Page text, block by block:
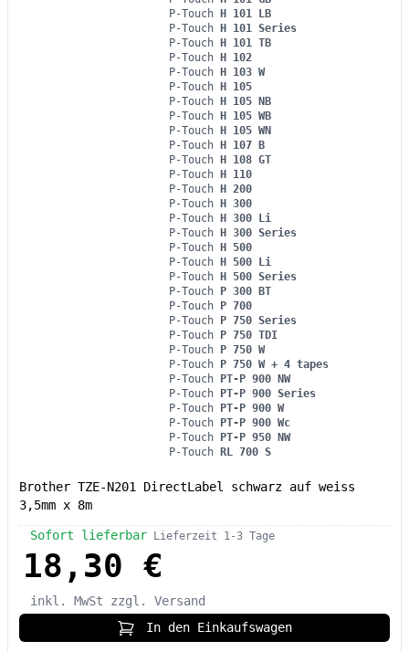
P-Touch H 101 LB
P-Touch H 101 Series
P-Touch H 101 TB
P-Touch H 102
P-Touch H 103 W
P-Touch H 105
P-Touch H 105 NB
P-Touch H 105 WB
P-Touch H 105 WN
P-Touch H 107 B
P-Touch H 108 GT
P-Touch H 110
P-Touch H 200
P-Touch H 300
P-Touch H 300 Li
P-Touch H 300 Series
P-Touch H 500
P-Touch H 500 Li
P-Touch H 500 Series
P-Touch P 300 BT
P-Touch P 700
P-Touch P 750 Series
P-Touch P 750 TDI
P-Touch P 750 W
P-Touch P 750 W + 4 tapes
P-Touch PT-P 900 NW
P-Touch PT-P 900 Series
P-Touch PT-P 900 W
P-Touch PT-P 900 Wc
P-Touch PT-P 950 NW
P-Touch RL 700 S
Brother TZE-N201 DirectLabel schwarz auf weiss
3,5mm x 8m
Sofort lieferbar Lieferzeit 1-3 Tage
18,30 €
inkl. MwSt
zzgl. Versand
In den Einkaufswagen